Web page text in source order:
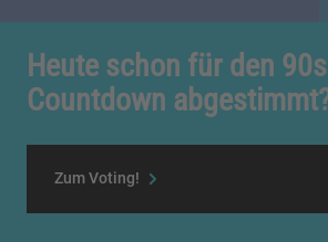
Heute schon für den
Countdown
Zum Voting!